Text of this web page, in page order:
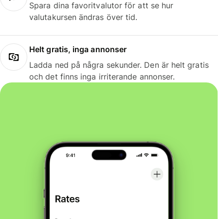
Spara dina favoritvalutor för att se hur
valutakursen ändras över tid.
Helt gratis, inga annonser
Ladda ned på några sekunder. Den är helt gratis
och det finns inga irriterande annonser.